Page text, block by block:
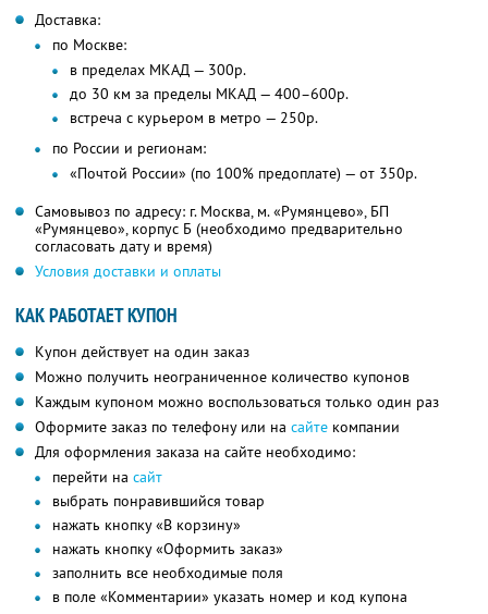
Доставка:
по Москве:
в пределах МКАД — 300р.
до 30 км за пределы МКАД — 400–600р.
встреча с курьером в метро — 250р.
по России и регионам:
«Почтой России» (по 100% предоплате) — от 350р.
Самовывоз по адресу: г. Москва, м. «Румянцево», БП
«Румянцево», корпус Б (необходимо предварительно
согласовать дату и время)
Условия доставки и оплаты
КАК РАБОТАЕТ КУПОН
Купон действует на один заказ
Можно получить неограниченное количество купонов
Каждым купоном можно воспользоваться только один раз
Оформите заказ по телефону или на сайте компании
Для оформления заказа на сайте необходимо:
перейти на сайт
выбрать понравившийся товар
нажать кнопку «В корзину»
нажать кнопку «Оформить заказ»
заполнить все необходимые поля
в поле «Комментарии» указать номер и код купона